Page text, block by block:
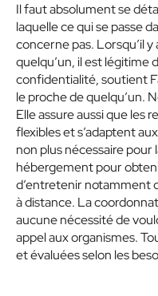
Il faut absolument se
laquelle ce qui se passe
concerne pas. Lorsqu’il
quelqu’un, il est légitime
confidentialité, soutient
le proche de quelqu’un.
Elle assure aussi que les
flexibles et s’adaptent
non plus nécessaire
hébergement pour
d’entretenir notamment
à distance. La
aucune nécessité de
appel aux organismes.
et évaluées selon les